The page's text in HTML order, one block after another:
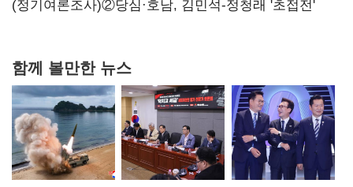
아닌 캐피탈
(정기여론조사)②당심·호남, 김민석-정청래 '초접전'
함께 볼만한 뉴스